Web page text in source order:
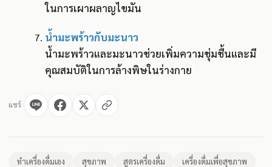
ในการเผาผลาญไขมัน
น้ำมะพร้าวกับมะนาว
น้ำมะพร้าวและมะนาวช่วยเพิ่มความชุ่มชื้นและมี
คุณสมบัติในการล้างพิษในร่างกาย
แชร์
ทำเครื่องดื่มเอง สุขภาพ สูตรเครื่องดื่ม
เครื่องดื่มเพื่อสุขภาพ